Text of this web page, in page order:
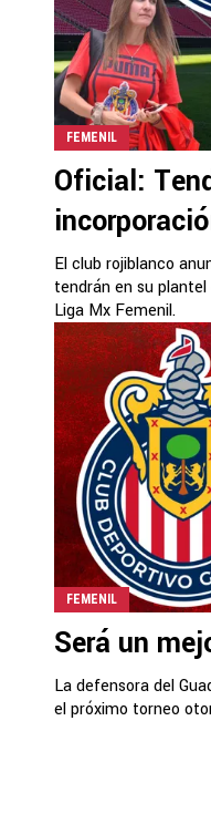
FEMENIL
Oficial:
El club rojiblanco
tendrán en su
Liga Mx Femenil.
FEMENIL
Será un
La defensora del
el próximo torneo